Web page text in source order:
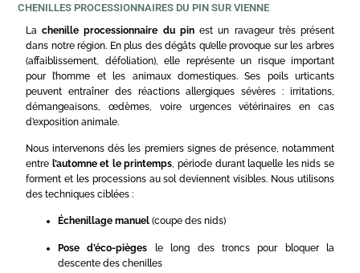
CHENILLES PROCESSIONNAIRES DU PIN SUR VIENNE
Lachenille processionnaire du pinest un ravageur très présent
dans notre région. En plus des dégâts qu’elle provoque sur les arbres
(affaiblissement, défoliation), elle représente un risque important
pour l’homme et les animaux domestiques. Ses poils urticants
peuvent entraîner des réactions allergiques sévères : irritations,
démangeaisons, œdèmes, voire urgences vétérinaires en cas
d’exposition animale.
Nous intervenons dès les premiers signes de présence, notamment
entre l’automne et le printemps, période durant laquelle les nids se
forment et les processions au sol deviennent visibles. Nous utilisons
des techniques ciblées :
Échenillage manuel (coupe des nids)
Pose d’éco-pièges le long des troncs pour bloquer la
descente des chenilles